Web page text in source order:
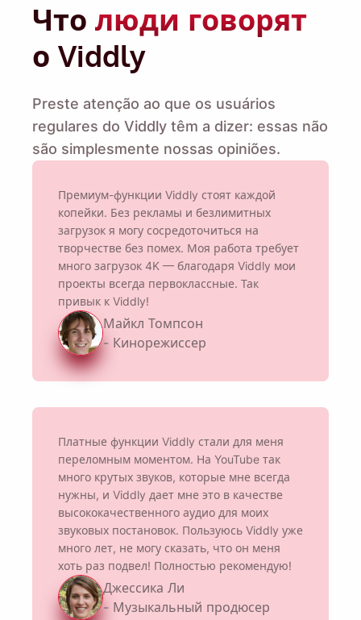
Что люди говорят
о Viddly
Preste atenção ao que os usuários
regulares do Viddly têm a dizer: essas não
são simplesmente nossas opiniões.
Премиум-функции Viddly стоят каждой
копейки. Без рекламы и безлимитных
загрузок я могу сосредоточиться на
творчестве без помех. Моя работа требует
много загрузок 4K — благодаря Viddly мои
проекты всегда первоклассные. Так
привык к Viddly!
Майкл Томпсон
- Кинорежиссер
Платные функции Viddly стали для меня
переломным моментом. На YouTube так
много крутых звуков, которые мне всегда
нужны, и Viddly дает мне это в качестве
высококачественного аудио для моих
звуковых постановок. Пользуюсь Viddly уже
много лет, не могу сказать, что он меня
хоть раз подвел! Полностью рекомендую!
Джессика Ли
- Музыкальный продюсер
Отправьте себе напоминание о загрузке
Viddly, когда вернетесь на ПК с MacOS или
Windows.